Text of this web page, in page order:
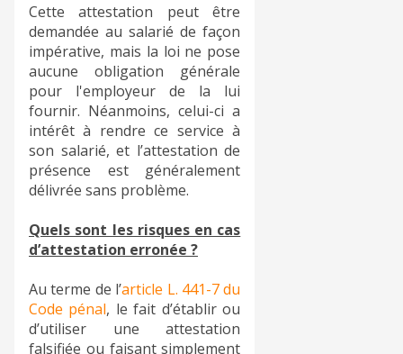
Cette attestation peut être
demandée au salarié de façon
impérative, mais la loi ne pose
aucune obligation générale
pour l'employeur de la lui
fournir. Néanmoins, celui-ci a
intérêt à rendre ce service à
son salarié, et l’attestation de
présence est généralement
délivrée sans problème.
Quels sont les risques en cas
d’attestation erronée ?
Au terme de l’article L. 441-7 du
Code pénal, le fait d’établir ou
d’utiliser une attestation
falsifiée ou faisant simplement